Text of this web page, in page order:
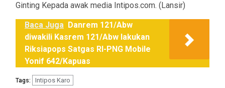
Ginting Kepada awak media Intipos.com. (Lansir)
Baca Juga Danrem 121/Abw
diwakili Kasrem 121/Abw lakukan
Riksiapops Satgas RI-PNG Mobile
Yonif 642/Kapuas
Tags: Intipos Karo